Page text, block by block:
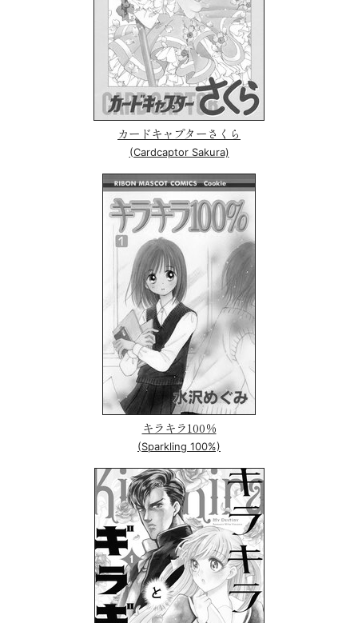
カードキャプターさくら
(Cardcaptor Sakura)
キラキラ100％
(Sparkling 100%)